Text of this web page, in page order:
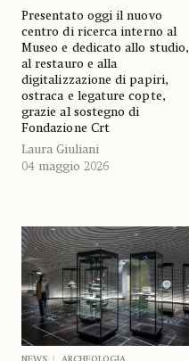
Presentato oggi il nuovo
centro di ricerca interno al
Museo e dedicato allo studio,
al restauro e alla
digitalizzazione di papiri,
ostraca e legature copte,
grazie al sostegno di
Fondazione Crt
Laura Giuliani
04 maggio 2026
NEWS ARCHEOLOGIA